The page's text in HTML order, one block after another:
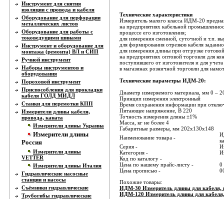
Инструмент для снятия
изоляции с провода и кабеля
Оборудование для перфорации
металлических листов
Оборудование для работы с
токоведущими шинами
Инструмент и оборудование для
монтажа (ремонта) ВЛ и СИП
Ручной инструмент
Наборы инструментов и
оборудования
Пороховой инструмент
Приспособления для прокладки
кабеля ГОЛД МИДЛ
Станки для перемотки КПП
Измерители длины кабеля,
провода, каната
Измерители длины Украина
Измерители длины
Россия
Измерители длины
VETTER
Измерители длины Италия
Гидравлические насосные
станции и насосы
Съёмники гидравлические
Трубогибы гидравлические
Технические характеристики
Измеритель малого класса ИДМ-20
на предприятиях кабельной
процессе его изготовления;
для измерения сменной, суточной и т.п.
для формирования отрезков кабеля
для измерения длины при отгрузке
на предприятиях оптовой торговли для
поступившего от изготовителя и для учета
в магазинах розничной торговли для
Технические параметры ИДМ-20:
Диаметр измеряемого материала, мм 0 –
Принцип измерения электронный
Время сохранения информации при
Питающее напряжение, В 220
Точность измерения длины ±1%
Масса, кг не более 4
Габаритные размеры, мм 202х130х148
Наименование товара -
Серия -
Категория -
Код по каталогу -
Цена по нашему прайс-листу -
0
Цена прописью -
Похожие товары:
ИДМ-30 Измеритель длины для кабеля,
ИДМ-120 Измеритель длины для кабеля,